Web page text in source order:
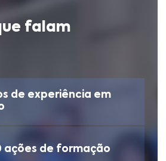
falam
de experiência em
ações de formação